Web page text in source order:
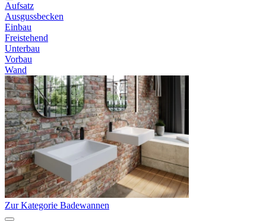
Aufsatz
Ausgussbecken
Einbau
Freistehend
Unterbau
Vorbau
Wand
Zur Kategorie Badewannen